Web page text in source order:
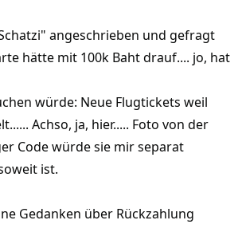
angeschrieben und gefragt
hätte mit 100k Baht drauf.... jo, hat
würde: Neue Flugtickets weil
Achso, ja, hier..... Foto von der
Code würde sie mir separat
ist.
Gedanken über Rückzahlung